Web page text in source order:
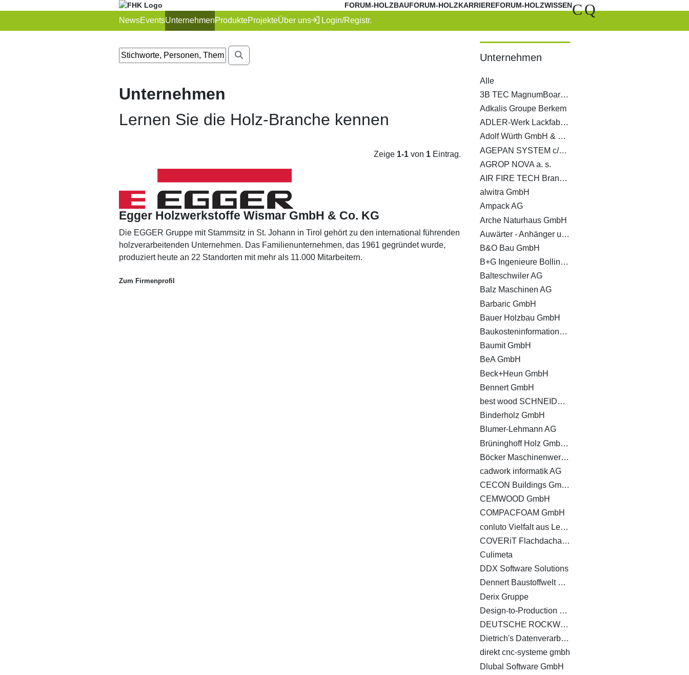
FORUM-HOLZBAUFORUM-HOLZKARRIEREFORUM-HOLZWISSENCQ
NewsEventsUnternehmenProdukteProjekteÜber uns Login/Registr.
Unternehmen
Lernen Sie die Holz-Branche kennen
Zeige 1-1von 1Eintrag.
Egger Holzwerkstoffe Wismar GmbH & Co. KG
Die EGGER Gruppe mit Stammsitz in St. Johann in Tirol gehört zu den international führenden
holzverarbeitenden Unternehmen. Das Familienunternehmen, das 1961 gegründet wurde,
produziert heute an 22 Standorten mit mehr als 11.000 Mitarbeitern.
Zum Firmenprofil
Unternehmen
Alle
3B TEC MagnumBoard GmbH
Adkalis Groupe Berkem
ADLER-Werk Lackfabrik Johann Berghofer GmbH & Co KG
Adolf Würth GmbH & Co. KG
AGEPAN SYSTEM c/o Sonae Arauco Deutschland GmbH
AGROP NOVA a. s.
AIR FIRE TECH Brandschutzsysteme GmbH
alwitra GmbH
Ampack AG
Arche Naturhaus GmbH
Auwärter - Anhänger und Aufbauten GmbH Co. KG
B&O Bau GmbH
B+G Ingenieure Bollinger und Grohmann GmbH
Balteschwiler AG
Balz Maschinen AG
Barbaric GmbH
Bauer Holzbau GmbH
Baukosteninformationszentrum Deutscher Architektenkammern GmbH
Baumit GmbH
BeA GmbH
Beck+Heun GmbH
Bennert GmbH
best wood SCHNEIDER GmbH
Binderholz GmbH
Blumer-Lehmann AG
Brüninghoff Holz GmbH & Co. KG
Böcker Maschinenwerke GmbH
cadwork informatik AG
CECON Buildings GmbH
CEMWOOD GmbH
COMPACFOAM GmbH
conluto Vielfalt aus Lehm
COVERiT Flachdachabdichtungstechnik GmbH
Culimeta
DDX Software Solutions
Dennert Baustoffwelt GmbH & Co. KG
Derix Gruppe
Design-to-Production GmbH
DEUTSCHE ROCKWOOL GmbH & Co. KG
Dietrich's Datenverarbeitungsgesellschaft für Handel und Produktion AG
direkt cnc-systeme gmbh
Dlubal Software GmbH